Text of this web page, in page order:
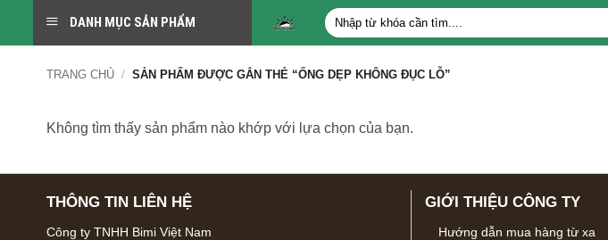
Tìm
kiếm:
DANH MỤC SẢN PHẨM
TRANG CHỦ / SẢN PHẨM ĐƯỢC GẮN THẺ “ỐNG DẸP KHÔNG ĐỤC LỖ”
Không tìm thấy sản phẩm nào khớp với lựa chọn của bạn.
THÔNG TIN LIÊN HỆ
Công ty TNHH Bimi Việt Nam
GIỚI THIỆU CÔNG TY
Hướng dẫn mua hàng từ xa